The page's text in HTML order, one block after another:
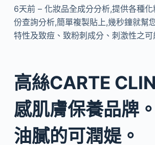
6天前 – 化妝品全成分分析,提供各種
份查詢分析,簡單複製貼上,幾秒鐘就幫
特性及致痘、致粉刺成分、刺激性之可
高絲CARTE
感肌膚保養品牌
油膩的可潤媞。